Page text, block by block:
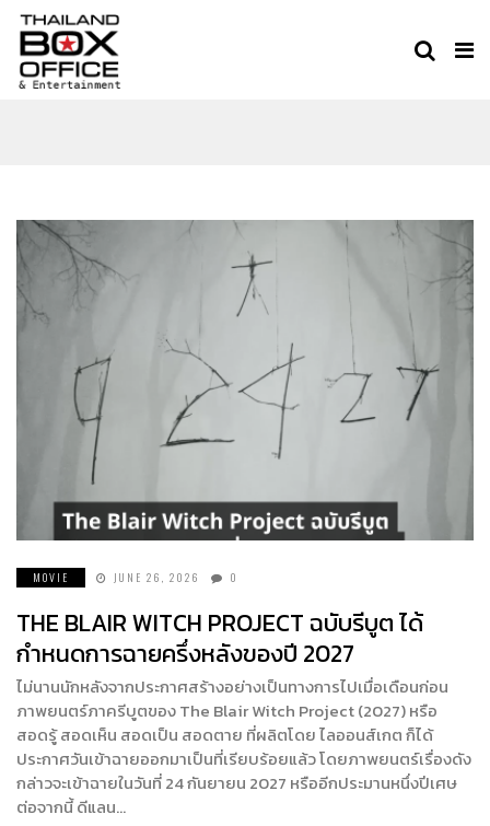
THE BLAIR WITCH
PROJECT
MOVIE JUNE 26, 2026 0
THE BLAIR WITCH PROJECT ฉบับรีบูต ได้
กำหนดการฉายครึ่งหลังของปี 2027
ไม่นานนักหลังจากประกาศสร้างอย่างเป็นทางการไปเมื่อเดือนก่อน
ภาพยนตร์ภาครีบูตของ The Blair Witch Project (2027) หรือ
สอดรู้ สอดเห็น สอดเป็น สอดตาย ที่ผลิตโดย ไลออนส์เกต ก็ได้
ประกาศวันเข้าฉายออกมาเป็นที่เรียบร้อยแล้ว โดยภาพยนตร์เรื่องดัง
กล่าวจะเข้าฉายในวันที่ 24 กันยายน 2027 หรืออีกประมานหนึ่งปีเศษ
ต่อจากนี้ ดีแลน…